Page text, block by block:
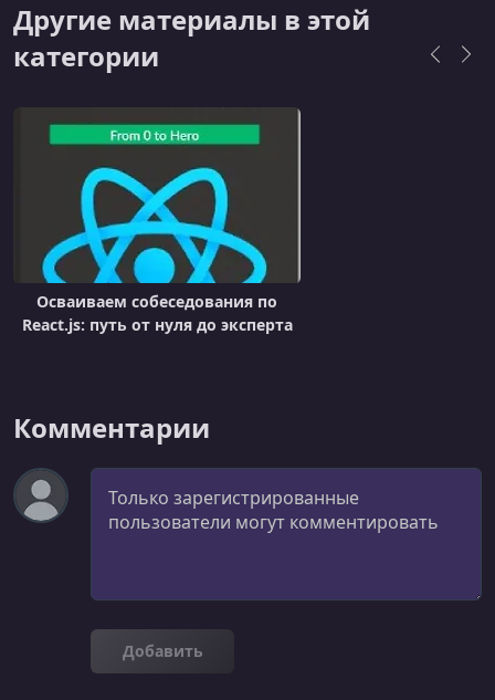
разработчиков, он обладает глубоким пони
Другие материалы в этой
категории
Осваиваем собеседования по
React.js: путь от нуля до эксперта
Комментарии
Комментарий
Добавить